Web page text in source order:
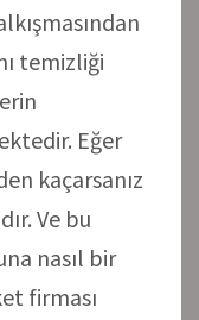
temizliği
Eğer
kaçarsanız
Ve bu
nasıl bir
firması